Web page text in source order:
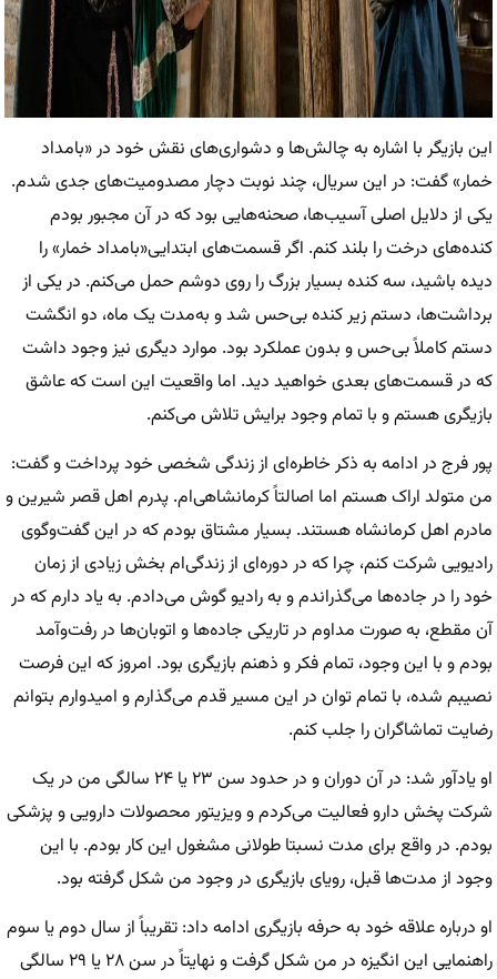
این بازیگر با اشاره به چالش‌ها و دشواری‌های نقش خود در «بامداد
خمار» گفت: در این سریال، چند نوبت دچار مصدومیت‌های جدی شدم.
یکی از دلایل اصلی آسیب‌ها، صحنه‌هایی بود که در آن مجبور بودم
کنده‌های درخت را بلند کنم. اگر قسمت‌های ابتدایی«بامداد خمار» را
دیده باشید، سه کنده بسیار بزرگ را روی دوشم حمل می‌کنم. در یکی از
برداشت‌ها، دستم زیر کنده بی‌حس شد و به‌مدت یک ماه، دو انگشت
دستم کاملاً بی‌حس و بدون عملکرد بود. موارد دیگری نیز وجود داشت
که در قسمت‌های بعدی خواهید دید. اما واقعیت این است که عاشق
بازیگری هستم و با تمام وجود برایش تلاش می‌کنم.
پور فرج در ادامه به ذکر خاطره‌ای از زندگی شخصی خود پرداخت و گفت:
من متولد اراک هستم اما اصالتاً کرمانشاهی‌ام. پدرم اهل قصر شیرین و
مادرم اهل کرمانشاه هستند. بسیار مشتاق بودم که در این گفت‌وگوی
رادیویی شرکت کنم، چرا که در دوره‌ای از زندگی‌ام بخش زیادی از زمان
خود را در جاده‌ها می‌گذراندم و به رادیو گوش می‌دادم. به یاد دارم که در
آن مقطع، به صورت مداوم در تاریکی جاده‌ها و اتوبان‌ها در رفت‌وآمد
بودم و با این وجود، تمام فکر و ذهنم بازیگری بود. امروز که این فرصت
نصیبم شده، با تمام توان در این مسیر قدم می‌گذارم و امیدوارم بتوانم
رضایت تماشاگران را جلب کنم.
او یادآور شد: در آن دوران و در حدود سن ۲۳ یا ۲۴ سالگی من در یک
شرکت پخش دارو فعالیت می‌کردم و ویزیتور محصولات دارویی و پزشکی
بودم. در واقع برای مدت نسبتا طولانی مشغول این کار بودم. با این
وجود از مدت‌ها قبل، رویای بازیگری در وجود من شکل گرفته بود.
او درباره علاقه خود به حرفه بازیگری ادامه داد: تقریباً از سال دوم یا سوم
راهنمایی این انگیزه در من شکل گرفت و نهایتاً در سن ۲۸ یا ۲۹ سالگی